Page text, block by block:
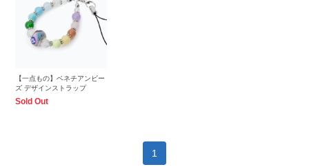
【一点もの】ベネチアンビー
ズ デザインストラップ
Sold Out
1